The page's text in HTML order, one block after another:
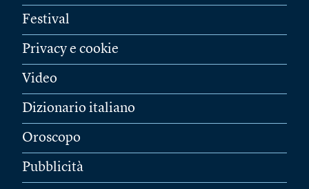
Festival
Privacy e cookie
Video
Dizionario italiano
Oroscopo
Pubblicità